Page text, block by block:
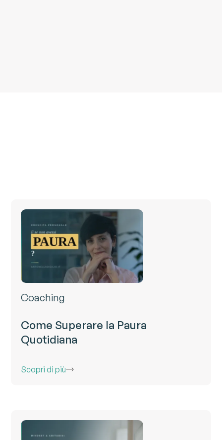
Coaching
Come Superare la Paura
Quotidiana
Scopri di più